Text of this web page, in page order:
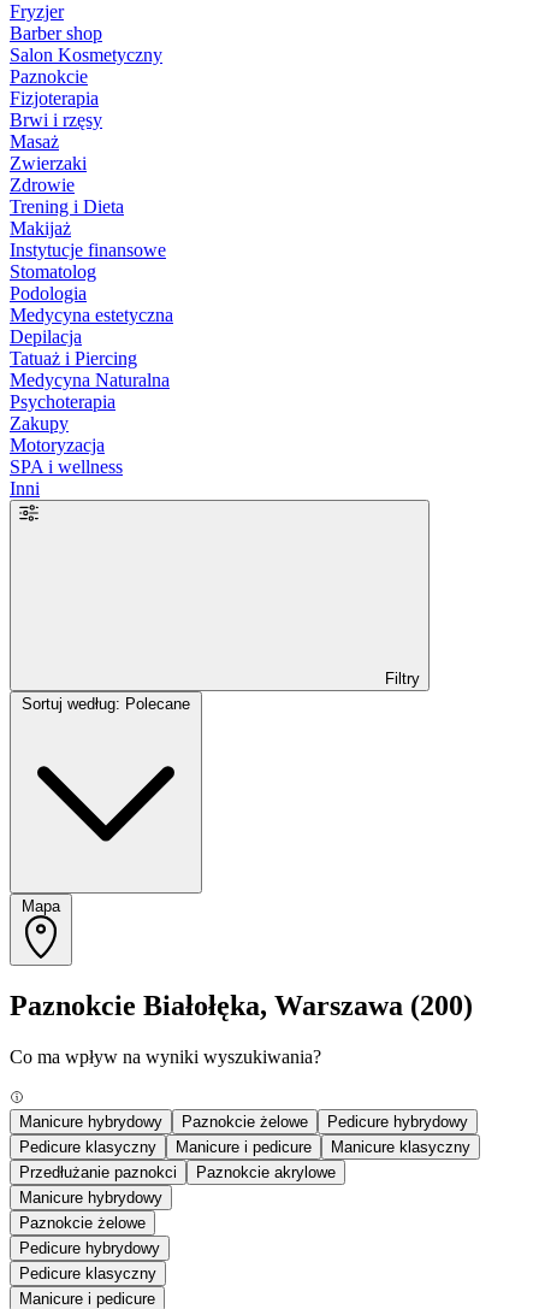
Fryzjer
Barber shop
Salon Kosmetyczny
Paznokcie
Fizjoterapia
Brwi i rzęsy
Masaż
Zwierzaki
Zdrowie
Trening i Dieta
Makijaż
Instytucje finansowe
Stomatolog
Podologia
Medycyna estetyczna
Depilacja
Tatuaż i Piercing
Medycyna Naturalna
Psychoterapia
Zakupy
Motoryzacja
SPA i wellness
Inni
Filtry
Mapa
Paznokcie Białołęka, Warszawa (200)
Co ma wpływ na wyniki wyszukiwania?
Manicure hybrydowy Paznokcie żelowe
Pedicure hybrydowy
Pedicure klasyczny
Manicure i pedicure
Manicure klasyczny
Przedłużanie paznokci
Paznokcie akrylowe
Manicure hybrydowy
Paznokcie żelowe
Pedicure hybrydowy
Pedicure klasyczny
Manicure i pedicure